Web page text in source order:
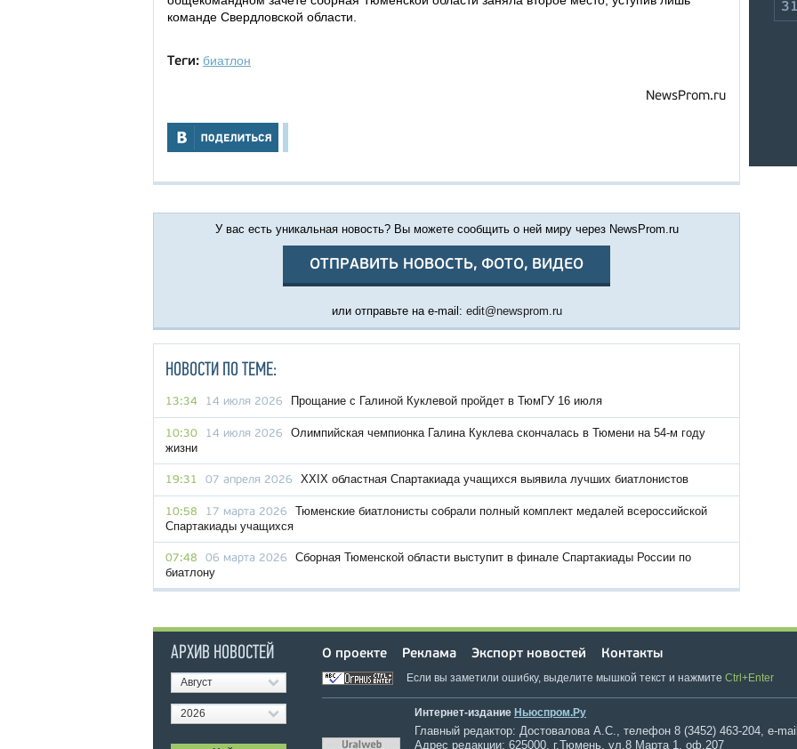
команде Свердловской области.
Теги: биатлон
NewsProm.ru
У вас есть уникальная новость? Вы можете сообщить о ней миру через NewsProm.ru
ОТПРАВИТЬ НОВОСТЬ, ФОТО, ВИДЕО
или отправьте на e-mail: edit@newsprom.ru
НОВОСТИ ПО ТЕМЕ:
13:34 14 июля 2026 Прощание с Галиной Куклевой пройдет в ТюмГУ 16 июля
10:30 14 июля 2026
Олимпийская чемпионка Галина Куклева скончалась в Тюмени на 54-м году
жизни
19:31 07 апреля 2026 XXIX областная Спартакиада учащихся выявила лучших биатлонистов
10:58 17 марта 2026
Тюменские биатлонисты собрали полный комплект медалей всероссийской
Спартакиады учащихся
07:48 06 марта 2026
Сборная Тюменской области выступит в финале Спартакиады России по
биатлону
31
АРХИВ НОВОСТЕЙ
Август
2026
О проекте Реклама Экспорт новостей Контакты
Если вы заметили ошибку, выделите мышкой текст и нажмите Ctrl+Enter
Интернет-издание Ньюспром.Ру
Главный редактор: Достовалова А.С., телефон 8 (3452) 463-204, e-
Адрес редакции: 625000, г.Тюмень, ул.8 Марта 1, оф.207